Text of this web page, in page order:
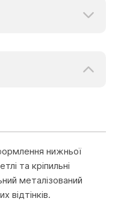
нижньої
та кріпильні
металізований
відтінків.